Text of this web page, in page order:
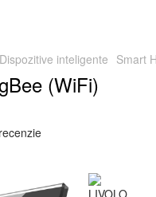
Dispozitive inteligente Smart
(WiFi)